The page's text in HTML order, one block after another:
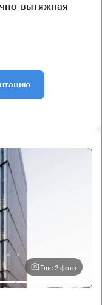
вытяжная
Еще 2 фото